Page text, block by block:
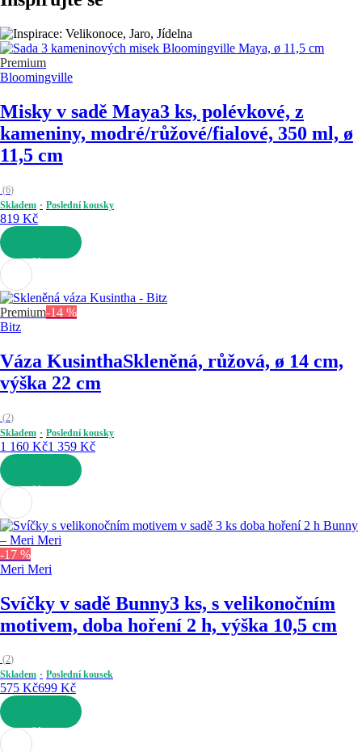
Premium
Bloomingville
Misky v sadě Maya3 ks, polévkové, z
kameniny, modré/růžové/fialové, 350 ml, ø
11,5 cm
(6)
Skladem
Poslední kousky
819 Kč
DO KOŠÍKU
Premium-14 %
Bitz
Váza KusinthaSkleněná, růžová, ø 14 cm,
výška 22 cm
(2)
Skladem
Poslední kousky
1 160 Kč1 359 Kč
DO KOŠÍKU
-17 %
Meri Meri
Svíčky v sadě Bunny3 ks, s velikonočním
motivem, doba hoření 2 h, výška 10,5 cm
(2)
Skladem
Poslední kousek
575 Kč699 Kč
DO KOŠÍKU